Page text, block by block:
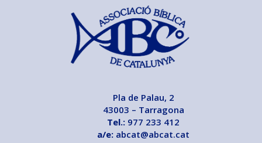
Pla de Palau, 2
43003 – Tarragona
Tel.: 977 233 412
a/e: abcat@abcat.cat